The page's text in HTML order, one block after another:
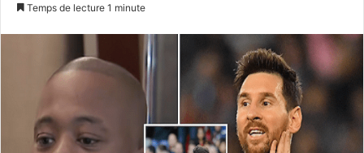
Temps de lecture 1 minute